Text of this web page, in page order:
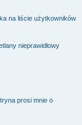
na liście użytkowników
nieprawidłowy
prosi mnie o